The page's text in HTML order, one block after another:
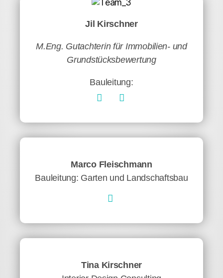
Jil Kirschner
M.Eng. Gutachterin für Immobilien- und
Grundstücksbewertung
Bauleitung:
Marco Fleischmann
Bauleitung: Garten und Landschaftsbau
Tina Kirschner